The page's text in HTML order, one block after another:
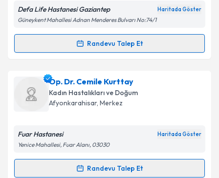
Defa Life Hastanesi Gaziantep Haritada Göster
Güneykent Mahallesi Adnan Menderes Bulvarı No:74/1
Randevu Talep Et
Randevu Takvimi Talebi
Op. Dr. Yasemin Albakiçin randevu takvimi talebi
oluşturun. Size bu uzmandan randevu almanız için bir
takvim hazırlandığında e-posta ile bilgilendireceğiz.
Kişisel verilerimin işlenmesine ilişkin
Op. Dr. Cemile Kurttay
Kadın Hastalıkları ve Doğum
Afyonkarahisar, Merkez
Fuar Hastanesi Haritada Göster
Yenice Mahallesi, Fuar Alanı, 03030
Randevu Talep Et
Randevu Takvimi Talebi